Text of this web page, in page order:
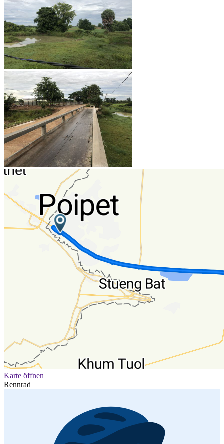
Karte öffnen
Rennrad